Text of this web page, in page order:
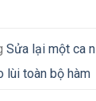
Sửa lại một ca
lùi toàn bộ hàm